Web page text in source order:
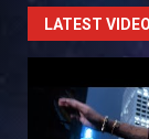
LATEST VIDEO